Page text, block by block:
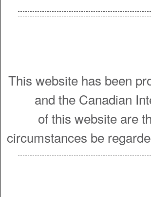
This website has been
and the Canadian
of this website are
circumstances be